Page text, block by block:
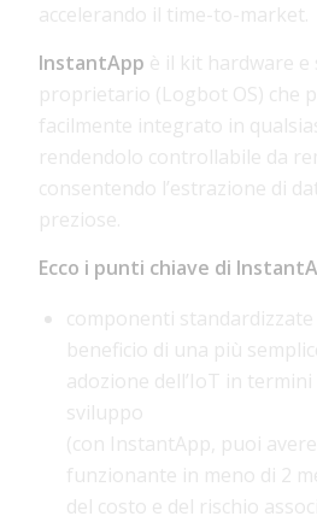
accelerando il time-to-market.
InstantApp è il kit hardware
proprietario (Logbot OS) che
facilmente integrato in
rendendolo controllabile da
consentendo l’estrazione di
preziose.
Ecco i punti chiave di
componenti standardizzate
beneficio di una più
adozione dell’IoT in
sviluppo
(con InstantApp, puoi
funzionante in meno di 2
del costo e del rischio